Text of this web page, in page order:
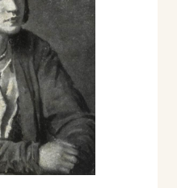
Certi valori
tardi tradotti in una
ancora detti
del soggetto.
il Salietti non
natura reclamava
In vari anni, tra
a volta, si allontana